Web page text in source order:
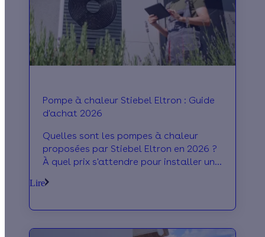
Pompe à chaleur Stiebel Eltron : Guide
d'achat 2026
Quelles sont les pompes à chaleur
proposées par Stiebel Eltron en 2026 ?
À quel prix s'attendre pour installer une
dit tout !
Lire